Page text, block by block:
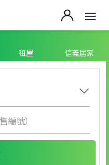
租屋 信義居家